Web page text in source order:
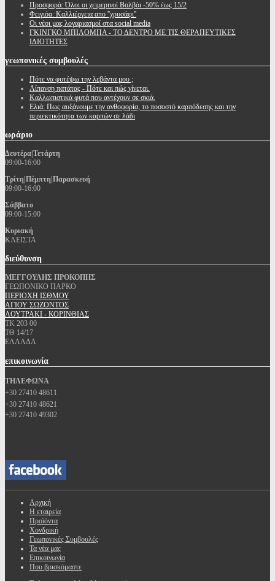
Προσφορά: Όλοι οι χειμερινοί Βολβόι -50% έως 15/2
Φειγιόα: Καλλιέργεια απο ''χρυσάφι''
Oι νέοι μας λογαριασμοί στα social media
ΓΚΙΝΓΚΟ ΜΠΙΛΟΜΠΑ - ΤΟ ΔΕΝΤΡΟ ΜΕ ΤΙΣ ΘΕΡΑΠΕΥΤΙΚΕΣ
ΙΔΙΟΤΗΤΕΣ
γεωπονικές συμβουλές
Πότε να φυτέψω την λεβάντα μου ;
Λίπανση πατάτας - Πότε και πώς γίνεται.
Καλλωπιστικά φυτά που αντέχουν σε σκιά.
Ελιά: Πως αυξάνουμε την ανθοφορία, το ποσοστό καρπόδεσης και την
περιεκτικότητα των καρπών σε λάδι
ωράριο
Δευτέρα|Τετάρτη
09:00-16:00
Τρίτη|Πέμπτη|Παρασκευή
09:00-16:00
Σάββατο
09:00-15:00
Κυριακή
ΚΛΕΙΣΤΑ
διεύθυνση
ΜΕΓΓΟΥΛΗΣ ΠΡΟΚΟΠΗΣ
ΓΕΩΠΟΝΙΚΟ ΠΑΡΚΟ
ΠΕΡΙΟΧΗ ΙΣΘΜΟΥ
ΑΓΙΟΥ ΣΩΖΟΝΤΟΣ
ΛΟΥΤΡΑΚΙ - ΚΟΡΙΝΘΙΑΣ
ΤΚ 203 00
ΤΘ 14/17
ΕΛΛΑΔΑ
επικοινωνία
ΤΗΛΕΦΩΝΑ
+30 27410 48611
+30 27410 48621
+30 27410 49302
Αρχική
Η εταιρεία
Προϊόντα
Χονδρική
Γεωπονικές Συμβουλές
Τα νέα μας
Επικοινωνία
Που βρισκόμαστε